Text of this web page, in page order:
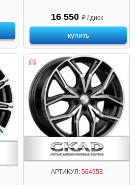
16 550 ₽ / диск
купить
АРТИКУЛ:564953